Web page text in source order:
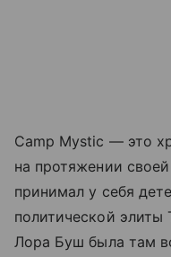
Camp Mystic — это
на протяжении
принимал у себя
политической элиты
Лора Буш была там